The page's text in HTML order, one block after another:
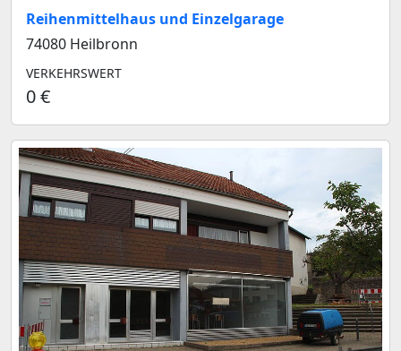
Reihenmittelhaus und Einzelgarage
74080 Heilbronn
VERKEHRSWERT
0 €